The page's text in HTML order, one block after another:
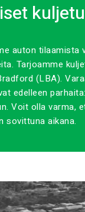
auton tilaamista
Tarjoamme
(LBA).
edelleen
Voit olla varma,
sovittuna aikana.